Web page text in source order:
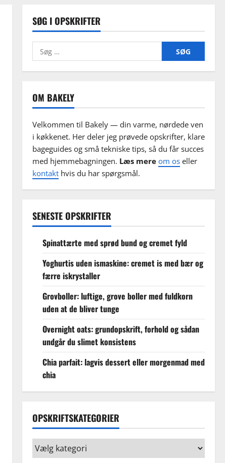
SØG I OPSKRIFTER
Søg
efter:
OM BAKELY
Velkommen til Bakely — din varme, nørdede ven
i køkkenet. Her deler jeg prøvede opskrifter, klare
bageguides og små tekniske tips, så du får succes
med hjemmebagningen. Læs mere om oseller
kontakthvis du har spørgsmål.
SENESTE OPSKRIFTER
Spinattærte med sprød bund og cremet fyld
Yoghurtis uden ismaskine: cremet is med bær og
færre iskrystaller
Grovboller: luftige, grove boller med fuldkorn
uden at de bliver tunge
Overnight oats: grundopskrift, forhold og sådan
undgår du slimet konsistens
Chia parfait: lagvis dessert eller morgenmad med
chia
OPSKRIFTSKATEGORIER
Opskriftskategorier